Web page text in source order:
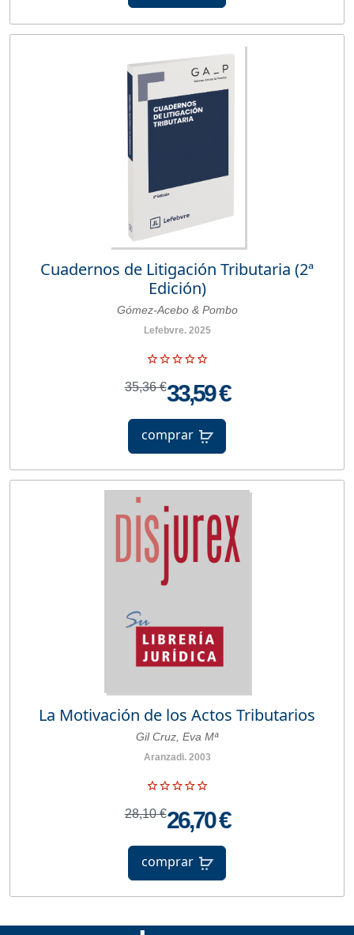
Cuadernos de Litigación Tributaria (2ª
Edición)
Gómez-Acebo & Pombo
Lefebvre. 2025
35,36 €33,59 €
comprar
La Motivación de los Actos Tributarios
Gil Cruz, Eva Mª
Aranzadi. 2003
28,10 €26,70 €
comprar